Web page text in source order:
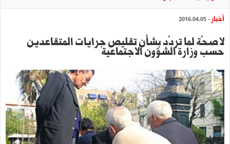
أخبار - 2016.04.05
لا صحّة لما تردّد بشأن تقليص جرايات المتقاعدين
حسب وزارة الشؤون الاجتماعية